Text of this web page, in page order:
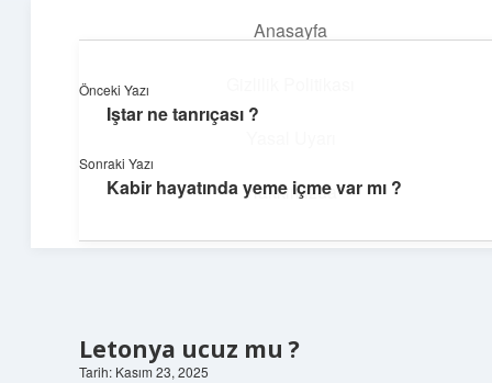
Anasayfa
Hakkımızda
Huzurlu Yaşam Tüyoları
Hayatına ferahlık katan öneriler!
Letonya ucuz mu ?
Tarih: Kasım 23, 2025
Önceki Yazı
Iştar ne tanrıçası ?
Sonraki Yazı
Kabir hayatında yeme içme var mı ?